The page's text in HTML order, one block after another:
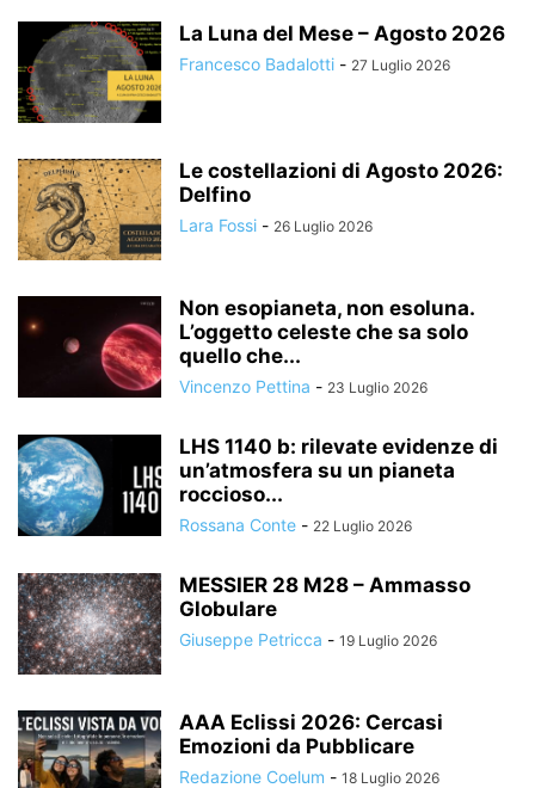
La Luna del Mese – Agosto 2026
Francesco Badalotti - 27 Luglio 2026
Le costellazioni di Agosto 2026:
Delfino
Lara Fossi - 26 Luglio 2026
Non esopianeta, non esoluna.
L’oggetto celeste che sa solo
quello che...
Vincenzo Pettina - 23 Luglio 2026
LHS 1140 b: rilevate evidenze di
un’atmosfera su un pianeta
roccioso...
Rossana Conte - 22 Luglio 2026
MESSIER 28 M28 – Ammasso
Globulare
Giuseppe Petricca - 19 Luglio 2026
AAA Eclissi 2026: Cercasi
Emozioni da Pubblicare
Redazione Coelum - 18 Luglio 2026